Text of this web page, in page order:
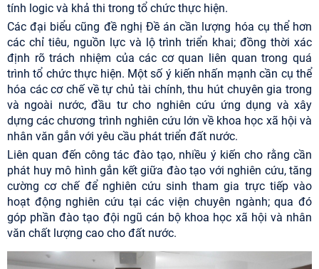
tính logic và khả thi trong tổ chức thực hiện.
Các đại biểu cũng đề nghị Đề án cần lượng hóa cụ thể hơn
các chỉ tiêu, nguồn lực và lộ trình triển khai; đồng thời xác
định rõ trách nhiệm của các cơ quan liên quan trong quá
trình tổ chức thực hiện. Một số ý kiến nhấn mạnh cần cụ thể
hóa các cơ chế về tự chủ tài chính, thu hút chuyên gia trong
và ngoài nước, đầu tư cho nghiên cứu ứng dụng và xây
dựng các chương trình nghiên cứu lớn về khoa học xã hội và
nhân văn gắn với yêu cầu phát triển đất nước.
Liên quan đến công tác đào tạo, nhiều ý kiến cho rằng cần
phát huy mô hình gắn kết giữa đào tạo với nghiên cứu, tăng
cường cơ chế để nghiên cứu sinh tham gia trực tiếp vào
hoạt động nghiên cứu tại các viện chuyên ngành; qua đó
góp phần đào tạo đội ngũ cán bộ khoa học xã hội và nhân
văn chất lượng cao cho đất nước.